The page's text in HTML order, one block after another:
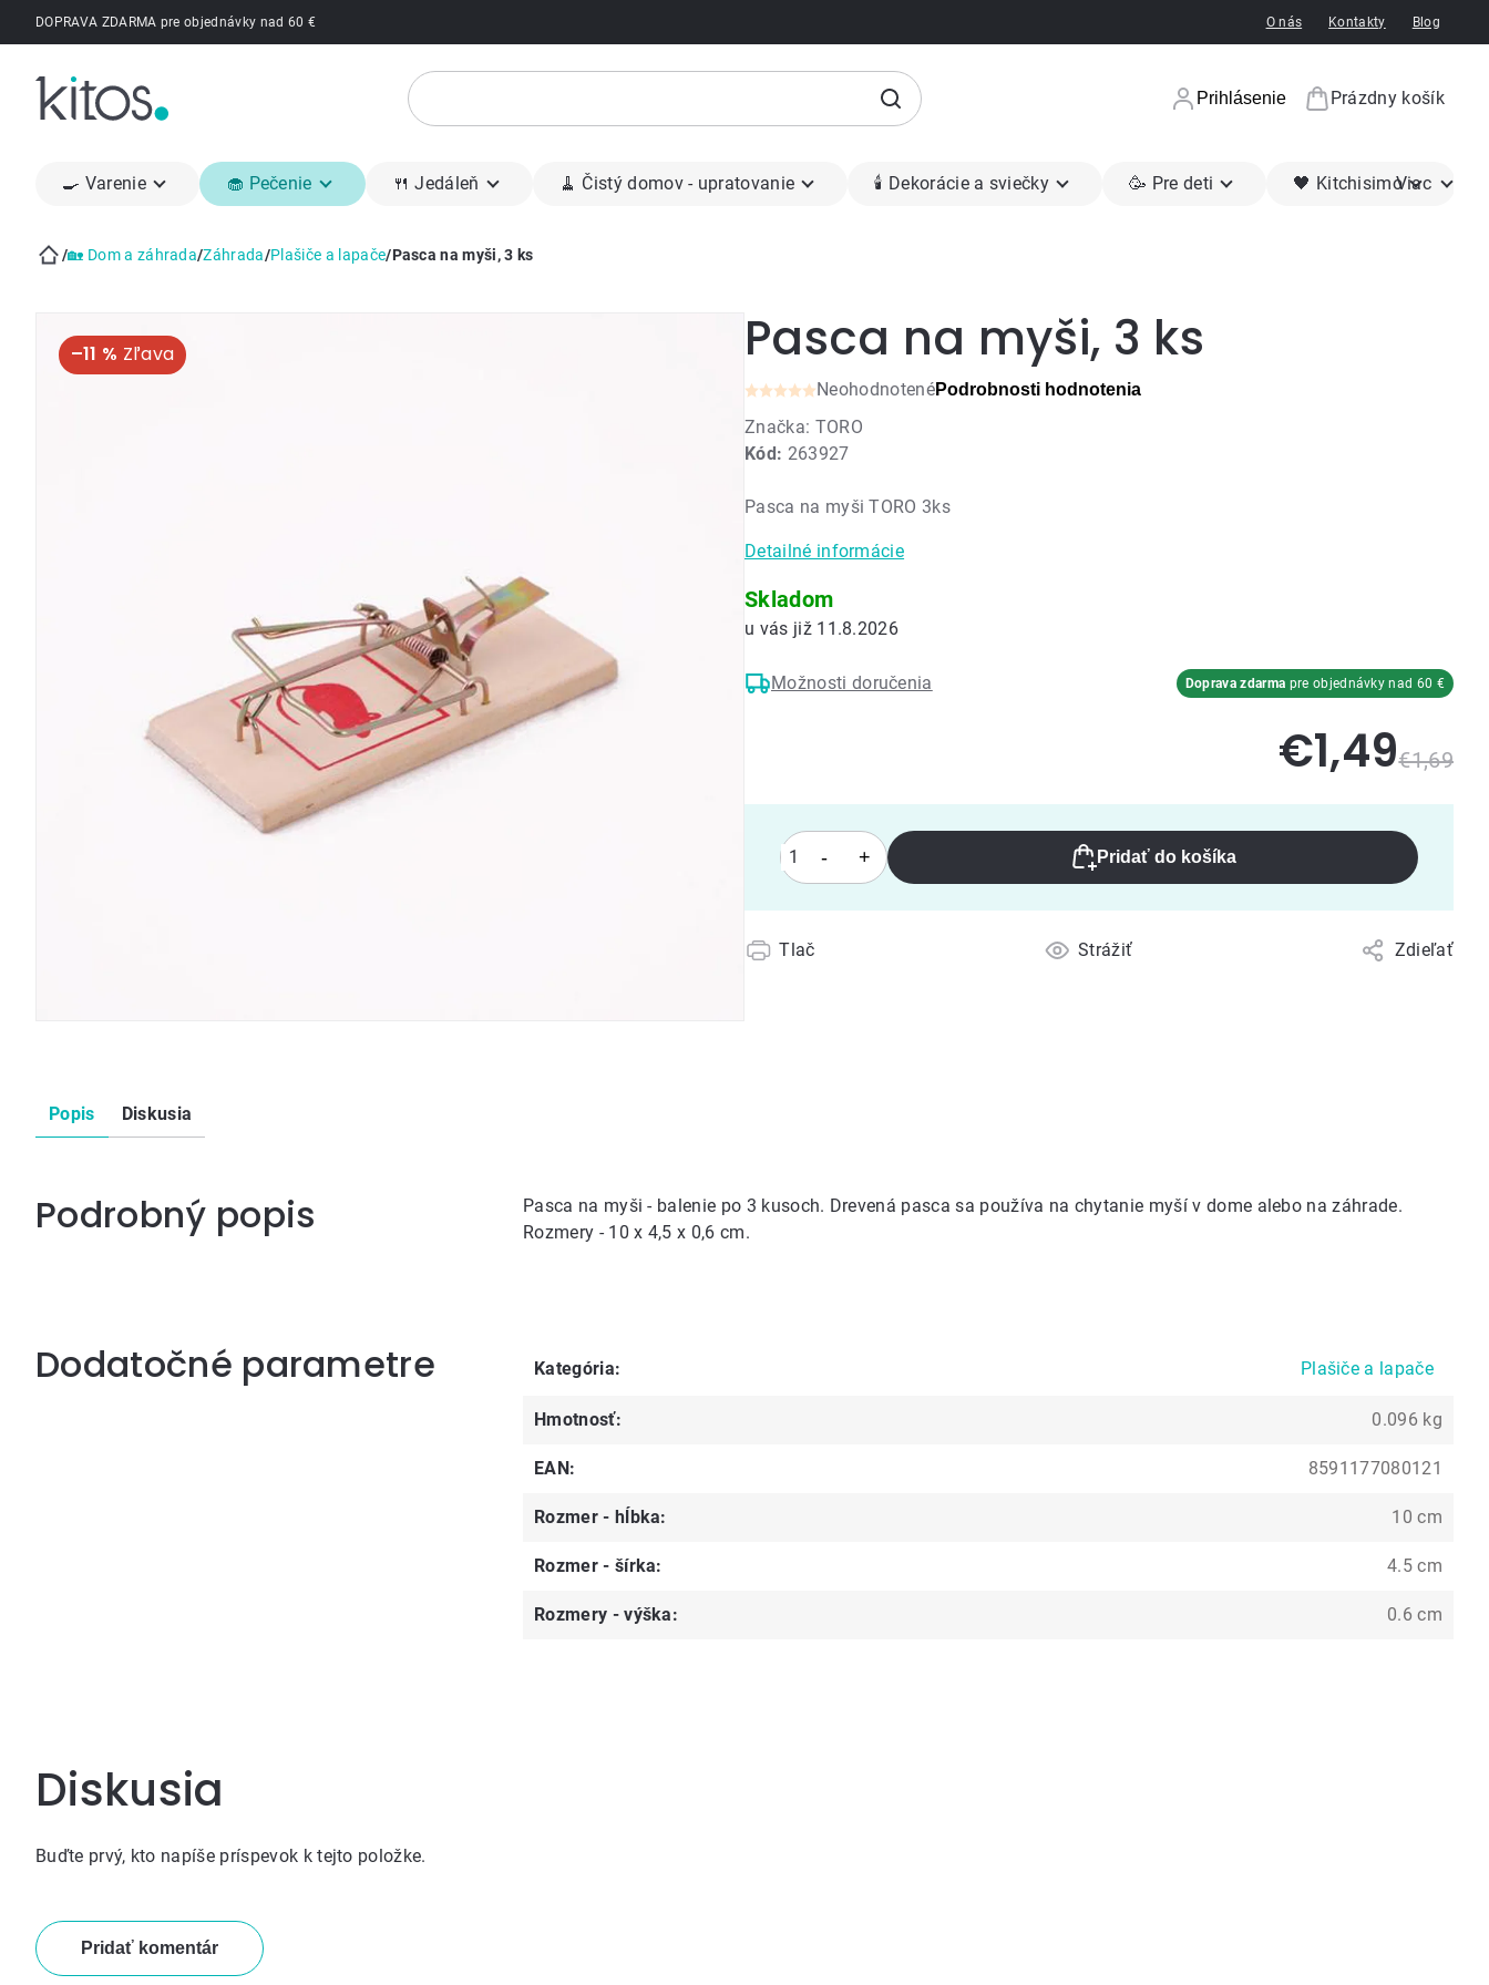
PrejsťDOPRAVA ZDARMA pre objednávky nad 60 € O nás Kontakty Blog
Prihlásenie
Nákupný
Prázdny košík
🍳 Varenie 🧁 Pečenie 🍴 Jedáleň 🧹 Čistý domov - upratovanie 🕯 Dekorácie a sviečky 🥳 Pre deti 🖤 KitchisimoViac
/🏡 Dom a záhrada/Záhrada/Plašiče a lapače/Pasca na myši, 3 ks
–11 % Pasca na myši, 3 ks
Kód: 263927
Priemerné
hodnotenie
produktu
0,0
5
hviezdičiek.
NeohodnotenéPodrobnosti hodnotenia
Značka: TORO
Pridať do košíka
Pasca na myši TORO 3ks
Detailné informácie
Tlač Strážiť Zdieľať
Skladom
11.8.2026
Možnosti doručenia Doprava zdarma pre objednávky nad 60 €
€1,69
€1,49
Popis Diskusia
Podrobný popis
Pasca na myši - balenie po 3 kusoch. Drevená pasca sa používa na chytanie myší v dome alebo na záhrade.
Rozmery - 10 x 4,5 x 0,6 cm.
Dodatočné parametre Kategória: Plašiče a lapače
Hmotnosť: 0.096 kg
EAN: 8591177080121
Rozmer - hĺbka: 10 cm
Rozmer - šírka: 4.5 cm
Rozmery - výška: 0.6 cm
Diskusia
Buďte prvý, kto napíše príspevok k tejto položke.
Pridať komentár